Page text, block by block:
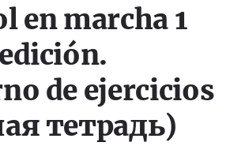
en marcha 1
de ejercicios
тетрадь)